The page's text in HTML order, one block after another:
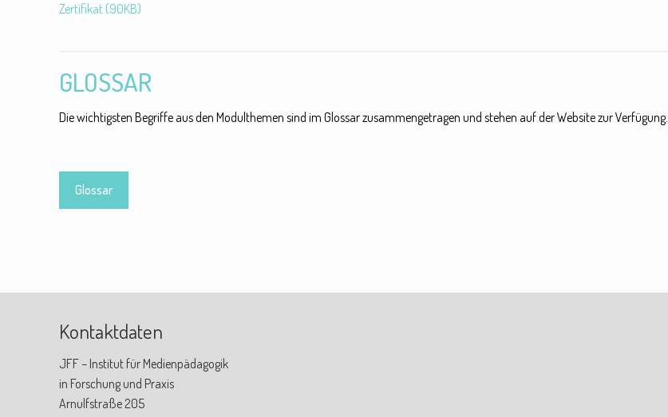
Zertifikat (90KB)
GLOSSAR
Die wichtigsten Begriffe aus den Modulthemen sind im Glossar zusammengetragen und stehen auf der Website zur Verfügung.
Glossar
Kontaktdaten
JFF – Institut für Medienpädagogik
in Forschung und Praxis
Arnulfstraße 205